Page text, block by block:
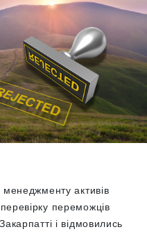
активів
переможців
і відмовились